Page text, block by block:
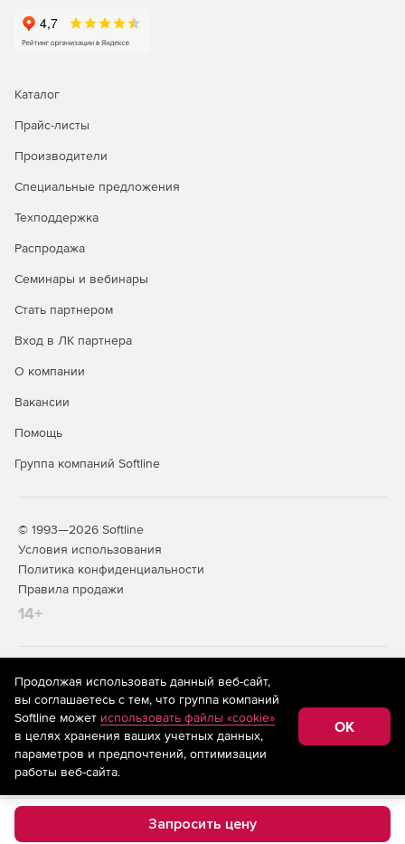
Запросить цену
Каталог
Прайс-листы
Производители
Специальные предложения
Техподдержка
Распродажа
Семинары и вебинары
Стать партнером
Вход в ЛК партнера
О компании
Вакансии
Помощь
Группа компаний Softline
© 1993—2026 Softline
Условия использования
Политика конфиденциальности
Правила продажи
14+
На информационном ресурсе store.softline.ru применяются
рекомендательные технологии
(информационные технологии
предоставления информации на основе сбора,
систематизации и анализа сведений, относящихся к
предпочтениям пользователей сети «Интернет»,
находящихся на территории Российской Федерации)
Продолжая использовать данный веб-сайт,
вы соглашаетесь с тем, что группа компаний
Softline может использовать файлы «cookie»
в целях хранения ваших учетных данных,
параметров и предпочтений, оптимизации
работы веб-сайта.
OK